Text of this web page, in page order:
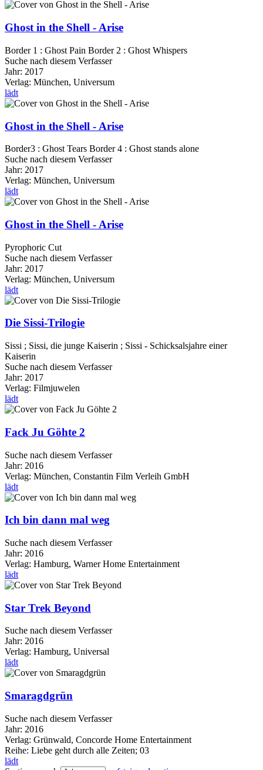
Ghost in the Shell - Arise
Border 1 : Ghost Pain Border 2 : Ghost Whispers
Suche nach diesem Verfasser
Jahr: 2017
Verlag: München, Universum
lädt
Ghost in the Shell - Arise
Border3 : Ghost Tears Border 4 : Ghost stands alone
Suche nach diesem Verfasser
Jahr: 2017
Verlag: München, Universum
lädt
Ghost in the Shell - Arise
Pyrophoric Cut
Suche nach diesem Verfasser
Jahr: 2017
Verlag: München, Universum
lädt
Die Sissi-Trilogie
Sissi ; Sissi, die junge Kaiserin ; Sissi - Schicksalsjahre einer
Kaiserin
Suche nach diesem Verfasser
Jahr: 2017
Verlag: Filmjuwelen
lädt
Fack Ju Göhte 2
Suche nach diesem Verfasser
Jahr: 2016
Verlag: München, Constantin Film Verleih GmbH
lädt
Ich bin dann mal weg
Suche nach diesem Verfasser
Jahr: 2016
Verlag: Hamburg, Warner Home Entertainment
lädt
Star Trek Beyond
Suche nach diesem Verfasser
Jahr: 2016
Verlag: Hamburg, Universal
lädt
Smaragdgrün
Suche nach diesem Verfasser
Jahr: 2016
Verlag: Grünwald, Concorde Home Entertainment
Reihe: Liebe geht durch alle Zeiten; 03
lädt